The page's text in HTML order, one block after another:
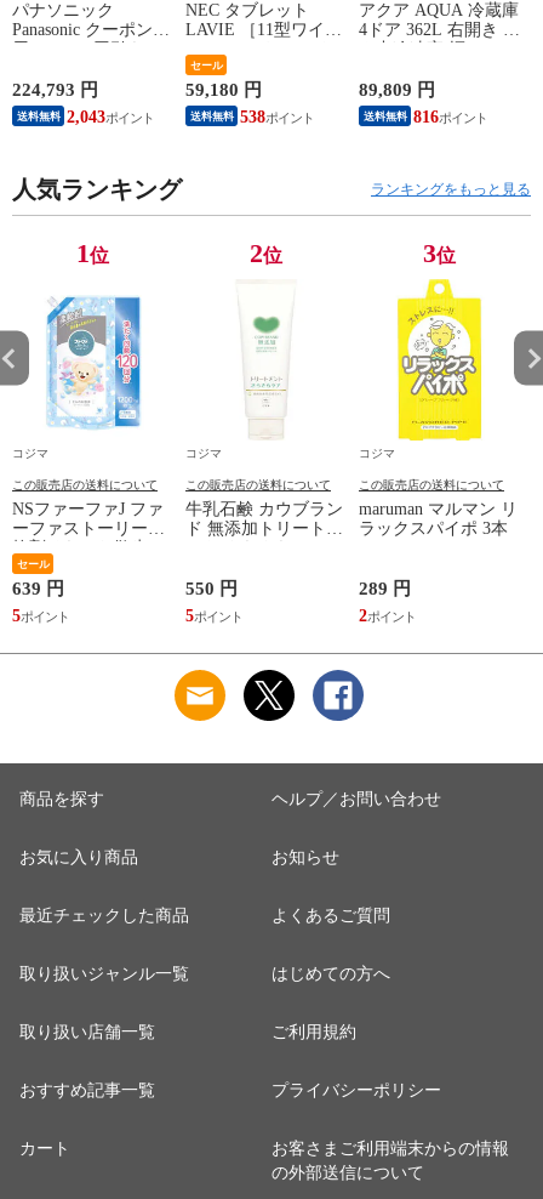
パナソニック
Panasonic クーポン利
Mini LED液晶テレビ
VIERA ビエラ W95C
50V型 4K対応 TV-
224,793 円
送料無料 2,043
NEC タブレット
LAVIE ［11型ワイド
レージ：256GB］ サ
ンドローズ PC-
T1175LAC
セール
59,180 円
送料無料 538
アクア AQUA 冷蔵庫
4ドア 362L 右開き 真
AQR-36A-N（標準設
置無料）
89,809 円
送料無料 816
人気ランキング ランキングをもっと見る
1位
コジマ
この販売店の送料について
NSファーファJ ファ
ーファストーリー柔
1200mL 詰替
セール
639 円
5
2位
コジマ
この販売店の送料について
牛乳石鹸 カウブラン
ド 無添加トリートメ
550 円
5
3位
コジマ
この販売店の送料について
maruman マルマン リ
ラックスパイポ 3本
289 円
2
商品を探す
お気に入り商品
最近チェックした商品
取り扱いジャンル一覧
取り扱い店舗一覧
おすすめ記事一覧
カート
ヘルプ／お問い合わせ
お知らせ
よくあるご質問
はじめての方へ
ご利用規約
プライバシーポリシー
お客さまご利用端末からの情報
の外部送信について